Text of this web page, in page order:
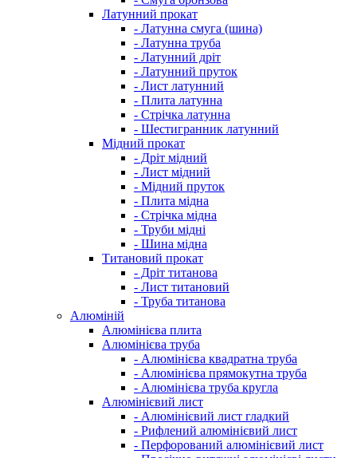
Латунний прокат
- Латунна смуга (шина)
- Латунна труба
- Латунний дріт
- Латунний пруток
- Лист латунний
- Плита латунна
- Стрічка латунна
- Шестигранник латунний
Мідний прокат
- Дріт мідний
- Лист мідний
- Мідний пруток
- Плита мідна
- Стрічка мідна
- Труби мідні
- Шина мідна
Титановий прокат
- Дріт титанова
- Лист титановий
- Труба титанова
Алюміній
Алюмінієва плита
Алюмінієва труба
- Алюмінієва квадратна труба
- Алюмінієва прямокутна труба
- Алюмінієва труба кругла
Алюмінієвий лист
- Алюмінієвий лист гладкий
- Рифлений алюмінієвий лист
- Перфорований алюмінієвий лист